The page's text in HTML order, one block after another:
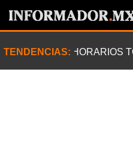
TENDENCIAS: HORARIOS